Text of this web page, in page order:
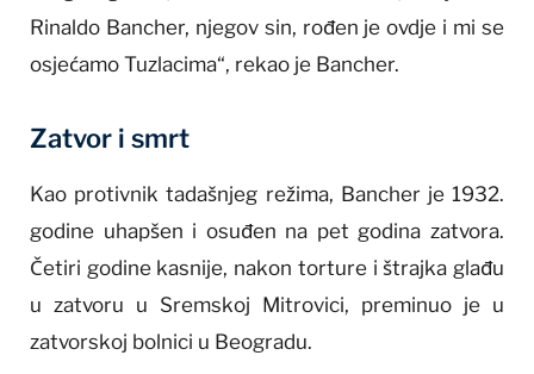
Rinaldo Bancher, njegov sin, rođen je ovdje i mi se
osjećamo Tuzlacima“, rekao je Bancher.
Zatvor i smrt
Kao protivnik tadašnjeg režima, Bancher je 1932.
godine uhapšen i osuđen na pet godina zatvora.
Četiri godine kasnije, nakon torture i štrajka glađu
u zatvoru u Sremskoj Mitrovici, preminuo je u
zatvorskoj bolnici u Beogradu.